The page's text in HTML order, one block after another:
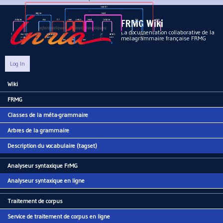
Aller au contenu principal
FRMG Wiki
La documentation collaborative de la
metagrammaire française FRMG
Log In
Main menu
Wiki
FRMG
Classes de la méta-grammaire
Arbres de la grammaire
Description du vocabulaire (tagset)
Analyseur syntaxique FrMG
Analyseur syntaxique en ligne
Traitement de corpus
Service de traitement de corpus en ligne